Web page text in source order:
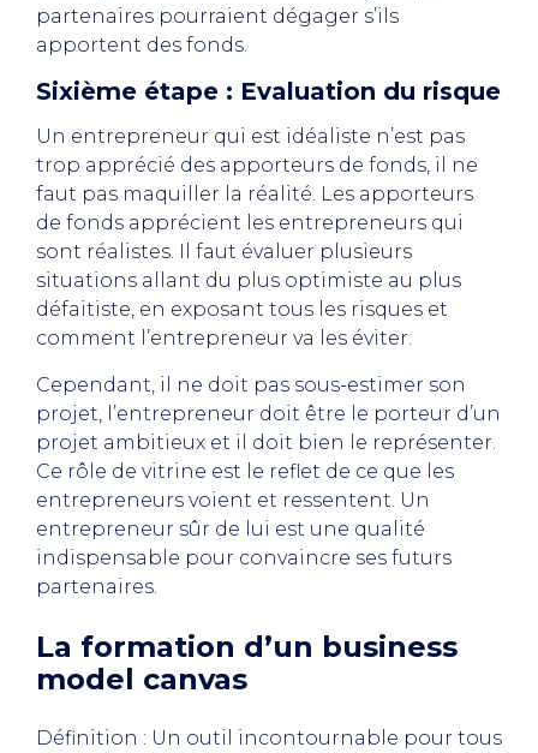
partenaires pourraient dégager s’ils
apportent des fonds.
Sixième étape : Evaluation du risque
Un entrepreneur qui est idéaliste n’est pas
trop apprécié des apporteurs de fonds, il ne
faut pas maquiller la réalité. Les apporteurs
de fonds apprécient les entrepreneurs qui
sont réalistes. Il faut évaluer plusieurs
situations allant du plus optimiste au plus
défaitiste, en exposant tous les risques et
comment l’entrepreneur va les éviter.
Cependant, il ne doit pas sous-estimer son
projet, l’entrepreneur doit être le porteur d’un
projet ambitieux et il doit bien le représenter.
Ce rôle de vitrine est le reflet de ce que les
entrepreneurs voient et ressentent. Un
entrepreneur sûr de lui est une qualité
indispensable pour convaincre ses futurs
partenaires.
La formation d’un business
model canvas
Définition : Un outil incontournable pour tous